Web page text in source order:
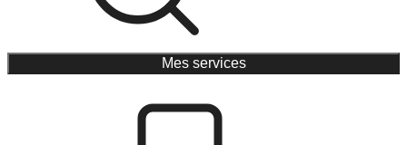
Mes services